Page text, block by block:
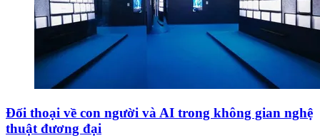
Đối thoại về con người và AI trong không gian nghệ
thuật đương đại